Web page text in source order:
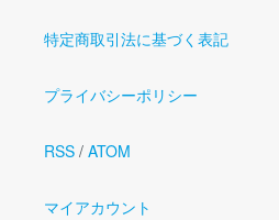
特定商取引法に基づく表記
プライバシーポリシー
RSS / ATOM
マイアカウント